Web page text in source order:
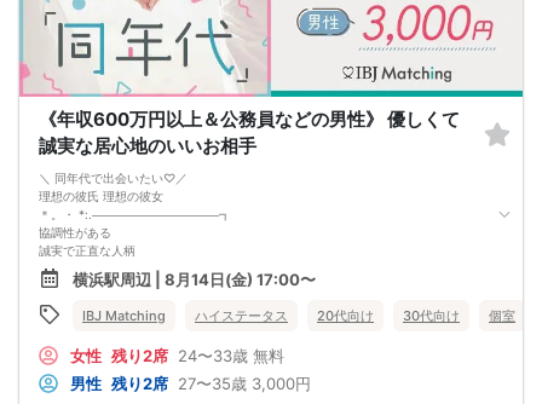
《年収600万円以上＆公務員などの男性》 優しくて
誠実な居心地のいいお相手
＼ 同年代で出会いたい♡／
理想の彼氏 理想の彼女
＊。・ *:.───────────────┓
協調性がある
誠実で正直な人柄
優しくて愛情深い
┗──────────────。. ゜*:・＊┛
上記にあてはまる男女を募集中♪
あなたの好みや個性を尊重してくれる
そんな居心地のいい人♡
そんな理想の相手と
横浜駅周辺 | 8月14日(金) 17:00〜
IBJ Matching ハイステータス 20代向け 30代向け 個室
女性 残り2席 24〜33歳 無料
男性 残り2席 27〜35歳 3,000円